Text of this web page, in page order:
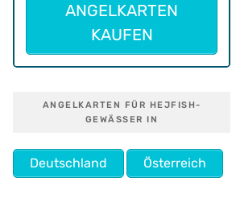
ANGELKARTEN
KAUFEN
ANGELKARTEN FÜR HEJFISH-
GEWÄSSER IN
Deutschland Österreich